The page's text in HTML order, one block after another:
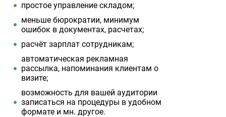
простое управление складом;
меньше бюрократии, минимум
ошибок в документах, расчетах;
расчёт зарплат сотрудникам;
автоматическая рекламная
рассылка, напоминания клиентам о
визите;
возможность для вашей аудитории
записаться на процедуры в удобном
формате и мн. другое.